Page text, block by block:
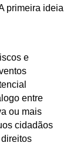
primeira ideia
e
entre
ou mais
cidadãos